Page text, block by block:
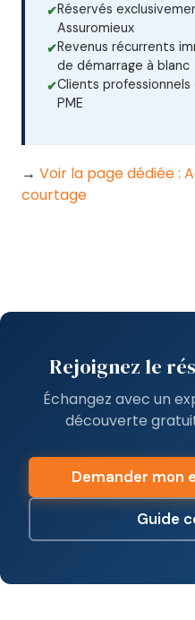
Réservés
Assuromieux
Revenus récurrents
de démarrage à blanc
Clients professionnels
PME
→ Voir la page dédiée :
courtage
Rejoignez le
Échangez avec un
découverte
Demander
Guide